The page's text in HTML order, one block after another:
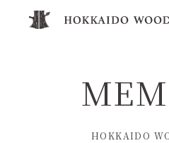
HOKKAIDO